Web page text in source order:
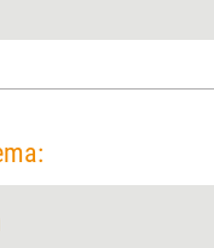
App hält, was sie verspricht,
Praxistest unter die Lupe